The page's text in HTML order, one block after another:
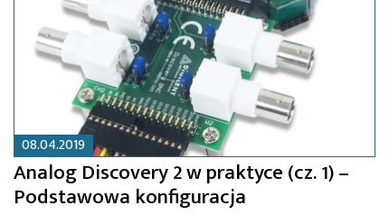
08.04.2019
Analog Discovery 2 w praktyce (cz. 1) –
Podstawowa konfiguracja